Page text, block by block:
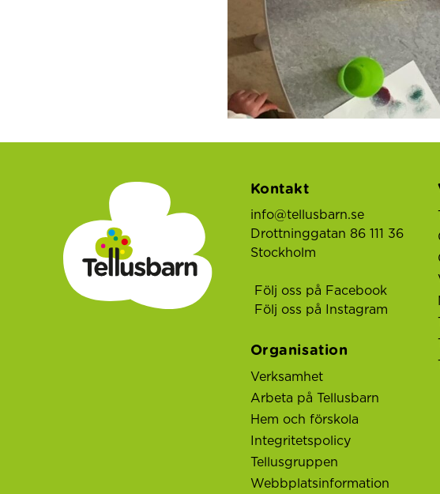
Kontakt
info@tellusbarn.se
Drottninggatan 86 111 36
Stockholm
Följ oss på Facebook
Följ oss på Instagram
Organisation
Verksamhet
Arbeta på Tellusbarn
Hem och förskola
Integritetspolicy
Tellusgruppen
Webbplatsinformation